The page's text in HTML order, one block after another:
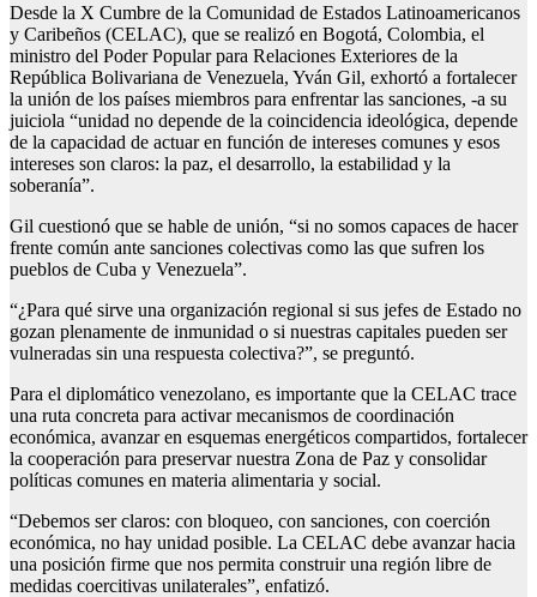
Desde la X Cumbre de la Comunidad de Estados Latinoamericanos
y Caribeños (CELAC), que se realizó en Bogotá, Colombia, el
ministro del Poder Popular para Relaciones Exteriores de la
República Bolivariana de Venezuela, Yván Gil, exhortó a fortalecer
la unión de los países miembros para enfrentar las sanciones, -a su
juiciola “unidad no depende de la coincidencia ideológica, depende
de la capacidad de actuar en función de intereses comunes y esos
intereses son claros: la paz, el desarrollo, la estabilidad y la
soberanía”.
Gil cuestionó que se hable de unión, “si no somos capaces de hacer
frente común ante sanciones colectivas como las que sufren los
pueblos de Cuba y Venezuela”.
“¿Para qué sirve una organización regional si sus jefes de Estado no
gozan plenamente de inmunidad o si nuestras capitales pueden ser
vulneradas sin una respuesta colectiva?”, se preguntó.
Para el diplomático venezolano, es importante que la CELAC trace
una ruta concreta para activar mecanismos de coordinación
económica, avanzar en esquemas energéticos compartidos, fortalecer
la cooperación para preservar nuestra Zona de Paz y consolidar
políticas comunes en materia alimentaria y social.
“Debemos ser claros: con bloqueo, con sanciones, con coerción
económica, no hay unidad posible. La CELAC debe avanzar hacia
una posición firme que nos permita construir una región libre de
medidas coercitivas unilaterales”, enfatizó.